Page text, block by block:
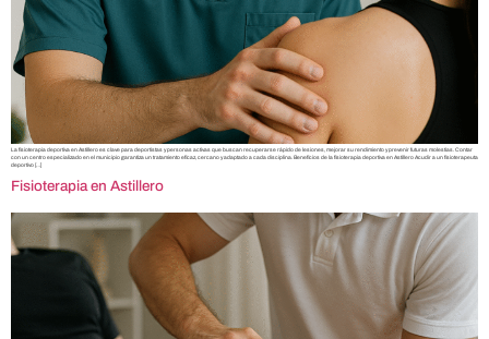
La fisioterapia deportiva en Astillero es clave para deportistas y personas activas que buscan recuperarse rápido de lesiones, mejorar su rendimiento y prevenir futuras molestias. Contar
con un centro especializado en el municipio garantiza un tratamiento eficaz, cercano y adaptado a cada disciplina. Beneficios de la fisioterapia deportiva en Astillero Acudir a un fisioterapeuta
deportivo […]
Fisioterapia en Astillero